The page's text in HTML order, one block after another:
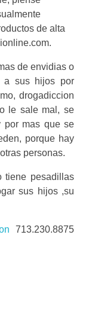
de alta
de envidias o
a sus hijos por
drogadiccion
le sale mal, se
por mas que se
porque hay
personas.
tiene pesadillas
sus hijos ,su
713.230.8875